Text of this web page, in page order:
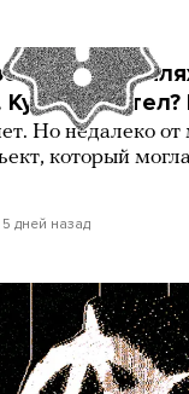
попал по
он летел?
Но недалеко от
который
5 дней назад